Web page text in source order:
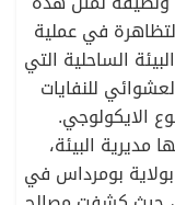
في عملية
الساحلية التي
للنفايات
الايكولوجي.
مديرية البيئة،
بومرداس في